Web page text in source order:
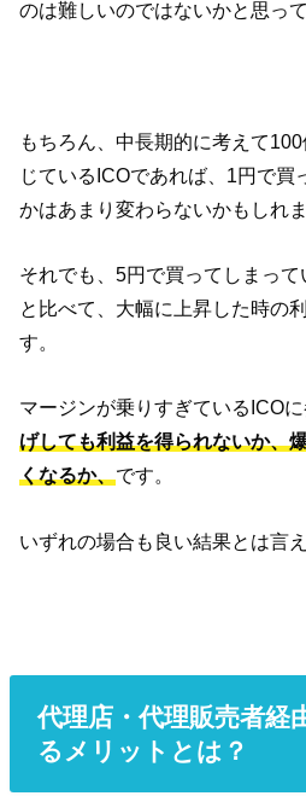
のは難しいのではないかと思って
もちろん、中長期的に考えて
じているICOであれば、1円で買
かはあまり変わらないかもしれま
それでも、5円で買ってしまって
と比べて、大幅に上昇した時の
す。
マージンが乗りすぎているICO
げしても利益を得られないか、
くなるか、です。
いずれの場合も良い結果とは言
代理店・代理販売者経
るメリットとは？